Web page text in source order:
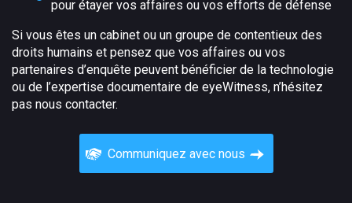
pour étayer vos affaires ou vos efforts de défense
Si vous êtes un cabinet ou un groupe de contentieux des
droits humains et pensez que vos affaires ou vos
partenaires d’enquête peuvent bénéficier de la technologie
ou de l’expertise documentaire de eyeWitness, n’hésitez
pas nous contacter.
Communiquez avec nous